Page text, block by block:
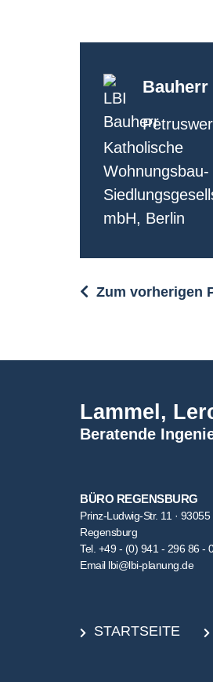
Bauherr
Katholische
Wohnungsbau-
mbH, Berlin
Zum vorherigen
Lammel,
Beratende
BÜRO REGENSBURG
Prinz-Ludwig-Str. 11 · 93055
Regensburg
Tel. +49 - (0) 941 - 296 86 -
Email lbi@lbi-planung.de
STARTSEITE